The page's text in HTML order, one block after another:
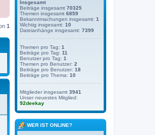
1
Insgesamt
Beiträge insgesamt 70325
Themen insgesamt 6859
Bekanntmachungen insgesamt: 1
Wichtig insgesamt: 10
Dateianhänge insgesamt: 7399
Themen pro Tag: 1
Beiträge pro Tag: 11
Benutzer pro Tag: 1
Themen pro Benutzer: 2
Beiträge pro Benutzer: 18
Beiträge pro Thema: 10
Mitglieder insgesamt 3941
Unser neuestes Mitglied:
92deekay
WER IST ONLINE?